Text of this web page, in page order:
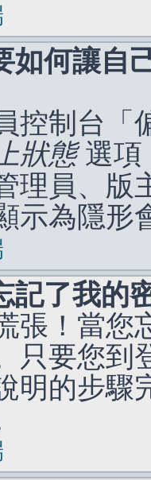
如何讓自
控制台「
狀態選項
理員、版
示為隱形
記了我的
張！當您
只要您到
明的步驟